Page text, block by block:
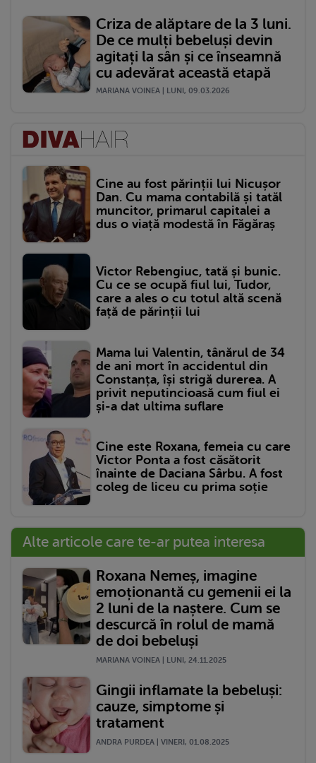
Criza de alăptare de la 3 luni.
De ce mulți bebeluși devin
agitați la sân și ce înseamnă
cu adevărat această etapă
MARIANA VOINEA | LUNI, 09.03.2026
Cine au fost părinții lui Nicușor
Dan. Cu mama contabilă și tatăl
muncitor, primarul capitalei a
dus o viață modestă în Făgăraș
Victor Rebengiuc, tată și bunic.
Cu ce se ocupă fiul lui, Tudor,
care a ales o cu totul altă scenă
față de părinții lui
Mama lui Valentin, tânărul de 34
de ani mort în accidentul din
Constanța, își strigă durerea. A
privit neputincioasă cum fiul ei
și-a dat ultima suflare
Cine este Roxana, femeia cu care
Victor Ponta a fost căsătorit
înainte de Daciana Sârbu. A fost
coleg de liceu cu prima soție
Alte articole care te-ar putea interesa
Roxana Nemeș, imagine
emoționantă cu gemenii ei la
2 luni de la naștere. Cum se
descurcă în rolul de mamă
de doi bebeluși
MARIANA VOINEA | LUNI, 24.11.2025
Gingii inflamate la bebeluși:
cauze, simptome și
tratament
ANDRA PURDEA | VINERI, 01.08.2025